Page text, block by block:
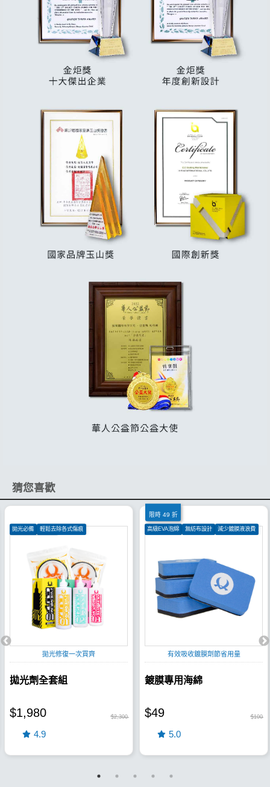
猜您喜歡
拋光必備
輕鬆去除各式傷痕
拋光修復一次買齊
拋光劑全套組
$1,980 $2,300
4.9
限時 49 折
高級EVA泡綿 無紡布設計 減少鍍膜液浪費
有效吸收鍍膜劑節省用量
鍍膜專用海綿
$49 $100
5.0